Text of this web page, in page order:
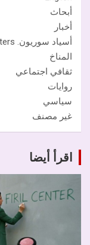
أبحاث
أخبار
أسياد سوريون. Syrian Masters
المناخ
ثقافي اجتماعي
روايات
سياسي
غير مصنف
اقرأ أيضا